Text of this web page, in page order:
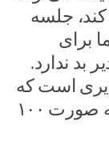
جلسه
برای
بد ندارد.
است که
همراه او و در رکابش باشد. یعنی به صورت ۱۰۰